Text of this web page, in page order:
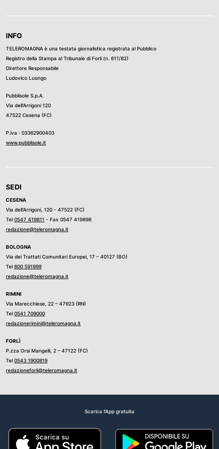
INFO
TELEROMAGNA è una testata giornalistica registrata al Pubblico
Registro della Stampa al Tribunale di Forli (n. 611/82)
Direttore Responsabile
Ludovico Luongo
Pubblisole S.p.A.
Via dell’Arrigoni 120
47522 Cesena (FC)
P.iva : 03362900403
www.pubblisole.it
SEDI
CESENA
Via dell’Arrigoni, 120 - 47522 (FC)
Tel 0547 419811 - Fax 0547 419898
redazione@teleromagna.it
BOLOGNA
Via dei Trattati Comunitari Europei, 17 – 40127 (BO)
Tel 800 591999
redazione@teleromagna.it
RIMINI
Via Marecchiese, 22 – 47923 (RN)
Tel 0541 709000
redazionerimini@teleromagna.it
FORLÌ
P.zza Orsi Mangelli, 2 – 47122 (FC)
Tel 0543 1900819
redazioneforli@teleromagna.it
Scarica l'App gratuita